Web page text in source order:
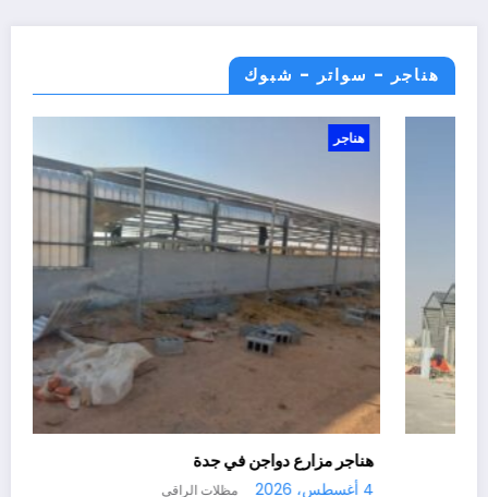
هناجر - سواتر - شبوك
زراعية في الطايف
مظلات الراقي